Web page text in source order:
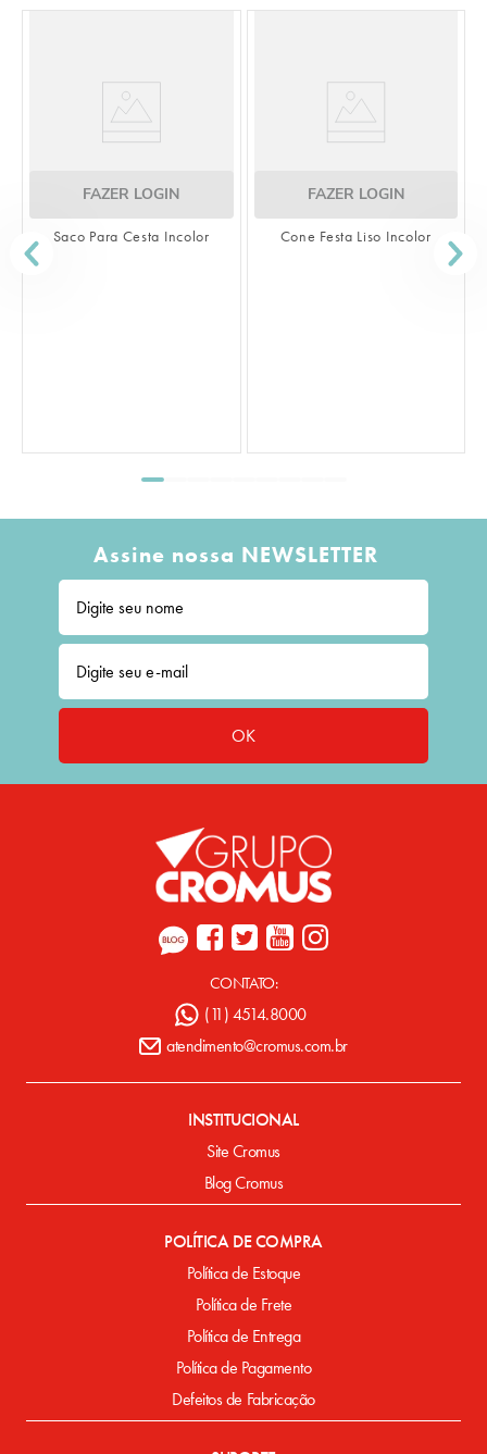
Incolor
FAZER LOGIN
Cone Festa Liso Incolor
FAZER LOGIN
Assine nossa NEWSLETTER
OK
CONTATO:
(11) 4514.8000
atendimento@cromus.com.br
INSTITUCIONAL
Site Cromus
Blog Cromus
POLÍTICA DE COMPRA
Política de Estoque
Política de Frete
Política de Entrega
Política de Pagamento
Defeitos de Fabricação